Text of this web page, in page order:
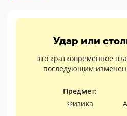
Удар или
это кратковременное
последующим
Предмет:
Физика